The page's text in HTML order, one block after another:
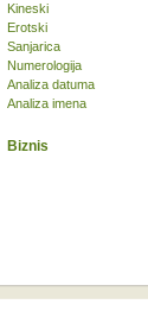
Biznis
Kineski
Erotski
Sanjarica
Numerologija
Analiza datuma
Analiza imena